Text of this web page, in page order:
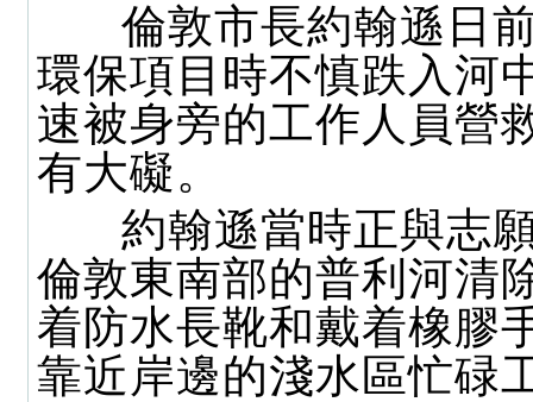
倫敦市長約翰遜日
環保項目時不慎跌入河
速被身旁的工作人員營
有大礙。
約翰遜當時正與志
倫敦東南部的普利河清
着防水長靴和戴着橡膠
靠近岸邊的淺水區忙碌